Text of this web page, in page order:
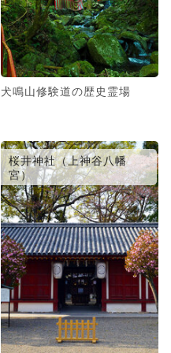
犬鳴山修験道の歴史霊場
桜井神社（上神谷八幡
宮）